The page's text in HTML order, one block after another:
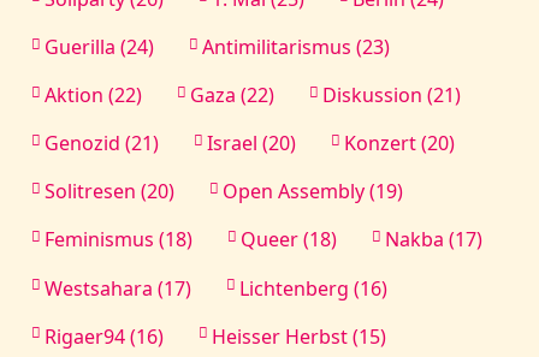
Guerilla (24)
Antimilitarismus (23)
Aktion (22)
Gaza (22)
Diskussion (21)
Genozid (21)
Israel (20)
Konzert (20)
Solitresen (20)
Open Assembly (19)
Feminismus (18)
Queer (18)
Nakba (17)
Westsahara (17)
Lichtenberg (16)
Rigaer94 (16)
Heisser Herbst (15)